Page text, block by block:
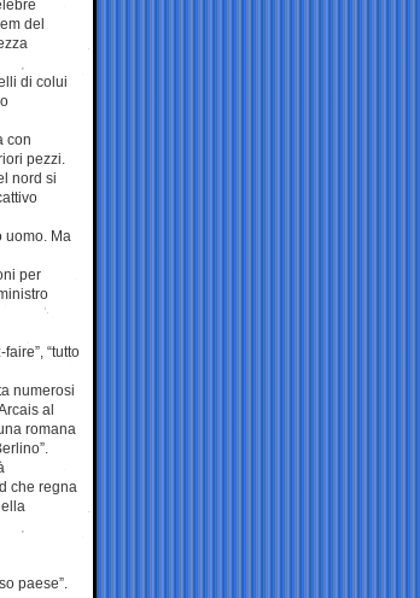
del
di colui
con
pezzi.
nord si
uomo. Ma
per
“tutto
numerosi
al
romana
che regna
paese”.